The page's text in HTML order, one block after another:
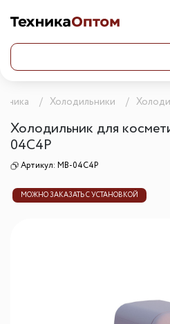
Холодильники
Холодильник для
04C4P
Артикул: MB-04C4P
МОЖНО ЗАКАЗАТЬ С УСТАНОВКОЙ